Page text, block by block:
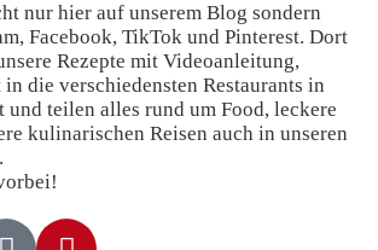
nur hier auf unserem Blog sondern
Facebook, TikTok und Pinterest. Dort
Rezepte mit Videoanleitung,
die verschiedensten Restaurants in
und teilen alles rund um Food, leckere
kulinarischen Reisen auch in unseren